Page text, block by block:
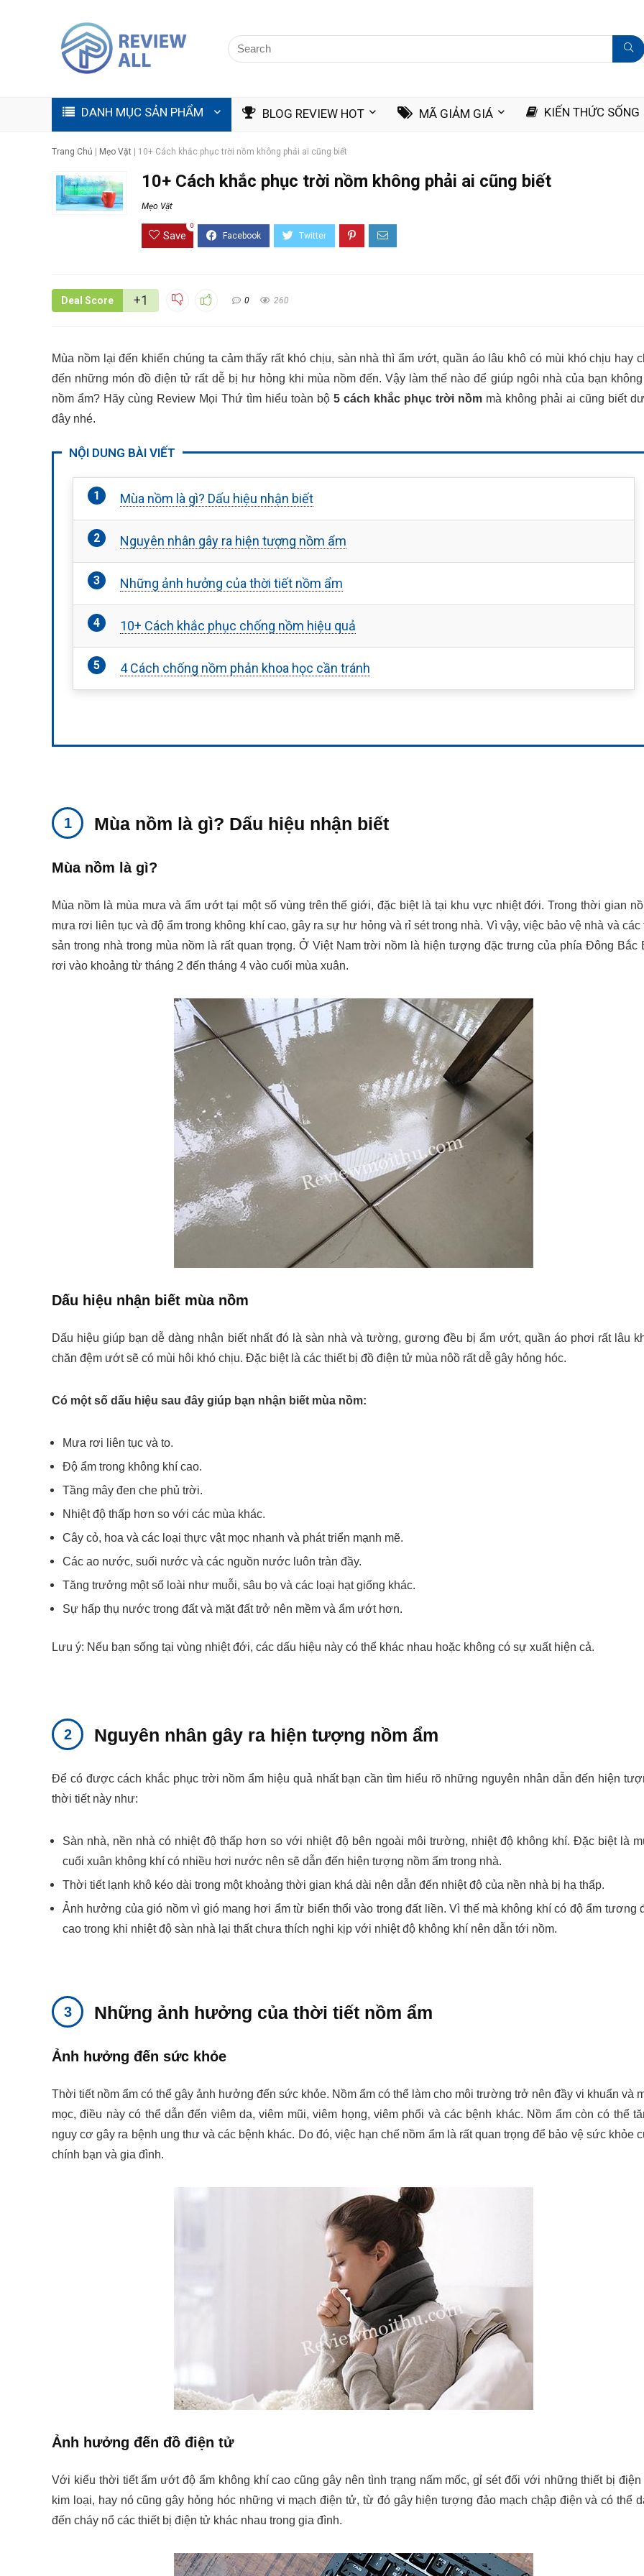
DANH MỤC SẢN PHẨM BLOG REVIEW HOT MÃ GIẢM GIÁ KIẾN THỨC SỐNG
Trang Chủ Mẹo Vặt 10+ Cách khắc phục trời nồm không phải ai cũng biết
10+ Cách khắc phục trời nồm không phải ai cũng biết
Mẹo Vặt
Save
0
Deal Score +1 0 260
Mùa nồm lại đến khiến chúng ta cảm thấy rất khó chịu, sàn nhà thì ẩm ướt, quần áo lâu khô có mùi khó chịu hay
đến những món đồ điện tử rất dễ bị hư hỏng khi mùa nồm đến. Vậy làm thế nào để giúp ngôi nhà của bạn
nồm ẩm? Hãy cùng Review Mọi Thứ tìm hiểu toàn bộ 5 cách khắc phục trời nồm mà không phải ai cũng biết
đây nhé.
NỘI DUNG BÀI VIẾT
Mùa nồm là gì? Dấu hiệu nhận biết
Nguyên nhân gây ra hiện tượng nồm ẩm
Những ảnh hưởng của thời tiết nồm ẩm
10+ Cách khắc phục chống nồm hiệu quả
4 Cách chống nồm phản khoa học cần tránh
Mùa nồm là gì? Dấu hiệu nhận biết
Mùa nồm là gì?
Mùa nồm là mùa mưa và ẩm ướt tại một số vùng trên thế giới, đặc biệt là tại khu vực nhiệt đới. Trong thời gian
mưa rơi liên tục và độ ẩm trong không khí cao, gây ra sự hư hỏng và rỉ sét trong nhà. Vì vậy, việc bảo vệ nhà và các
sản trong nhà trong mùa nồm là rất quan trọng. Ở Việt Nam trời nồm là hiện tượng đặc trưng của phía Đông Bắc
rơi vào khoảng từ tháng 2 đến tháng 4 vào cuối mùa xuân.
Dấu hiệu nhận biết mùa nồm
Dấu hiệu giúp bạn dễ dàng nhận biết nhất đó là sàn nhà và tường, gương đều bị ẩm ướt, quần áo phơi rất lâu
chăn đệm ướt sẽ có mùi hôi khó chịu. Đặc biệt là các thiết bị đồ điện tử mùa nôồ rất dễ gây hỏng hóc.
Có một số dấu hiệu sau đây giúp bạn nhận biết mùa nồm:
Mưa rơi liên tục và to.
Độ ẩm trong không khí cao.
Tầng mây đen che phủ trời.
Nhiệt độ thấp hơn so với các mùa khác.
Cây cỏ, hoa và các loại thực vật mọc nhanh và phát triển mạnh mẽ.
Các ao nước, suối nước và các nguồn nước luôn tràn đầy.
Tăng trưởng một số loài như muỗi, sâu bọ và các loại hạt giống khác.
Sự hấp thụ nước trong đất và mặt đất trở nên mềm và ẩm ướt hơn.
Lưu ý: Nếu bạn sống tại vùng nhiệt đới, các dấu hiệu này có thể khác nhau hoặc không có sự xuất hiện cả.
Nguyên nhân gây ra hiện tượng nồm ẩm
Để có được cách khắc phục trời nồm ẩm hiệu quả nhất bạn cần tìm hiểu rõ những nguyên nhân dẫn đến hiện
thời tiết này như:
Sàn nhà, nền nhà có nhiệt độ thấp hơn so với nhiệt độ bên ngoài môi trường, nhiệt độ không khí. Đặc biệt là
cuối xuân không khí có nhiều hơi nước nên sẽ dẫn đến hiện tượng nồm ẩm trong nhà.
Thời tiết lạnh khô kéo dài trong một khoảng thời gian khá dài nên dẫn đến nhiệt độ của nền nhà bị hạ thấp.
Ảnh hưởng của gió nồm vì gió mang hơi ẩm từ biển thổi vào trong đất liền. Vì thế mà không khí có độ ẩm tương
cao trong khi nhiệt độ sàn nhà lại thất chưa thích nghi kịp với nhiệt độ không khí nên dẫn tới nồm.
Những ảnh hưởng của thời tiết nồm ẩm
Ảnh hưởng đến sức khỏe
Thời tiết nồm ẩm có thể gây ảnh hưởng đến sức khỏe. Nồm ẩm có thể làm cho môi trường trở nên đầy vi khuẩn và
mọc, điều này có thể dẫn đến viêm da, viêm mũi, viêm họng, viêm phổi và các bệnh khác. Nồm ẩm còn có thể
nguy cơ gây ra bệnh ung thư và các bệnh khác. Do đó, việc hạn chế nồm ẩm là rất quan trọng để bảo vệ sức khỏe
chính bạn và gia đình.
Ảnh hưởng đến đồ điện tử
Với kiểu thời tiết ẩm ướt độ ẩm không khí cao cũng gây nên tình trạng nấm mốc, gỉ sét đối với những thiết bị
kim loại, hay nó cũng gây hỏng hóc những vi mạch điện tử, từ đó gây hiện tượng đảo mạch chập điện và có thể
đến cháy nổ các thiết bị điện tử khác nhau trong gia đình.